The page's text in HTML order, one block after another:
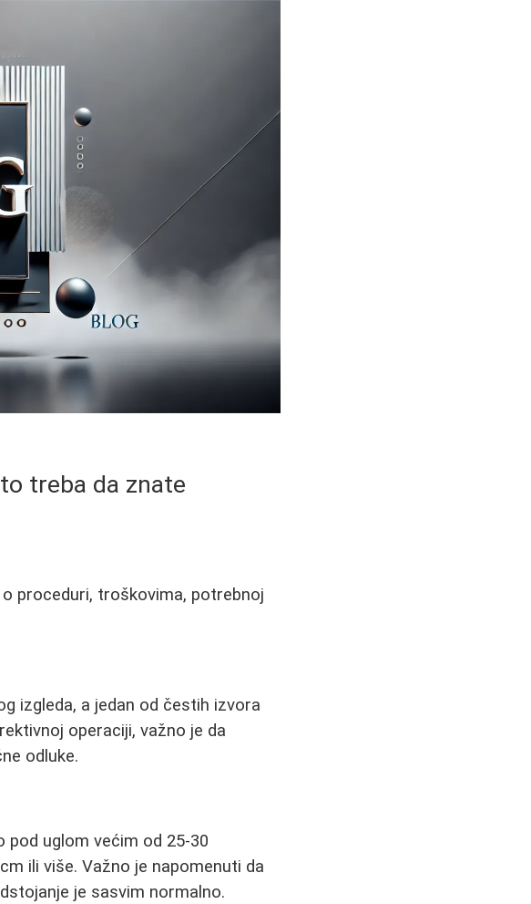
treba da znate
proceduri, troškovima, potrebnoj
izgleda, a jedan od čestih izvora
operaciji, važno je da
odluke.
pod uglom većim od 25-30
ili više. Važno je napomenuti da
je sasvim normalno.